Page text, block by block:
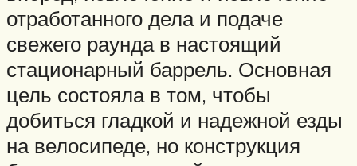
отработанного дела и подаче
свежего раунда в настоящий
стационарный баррель. Основная
цель состояла в том, чтобы
добиться гладкой и надежной езды
на велосипеде, но конструкция